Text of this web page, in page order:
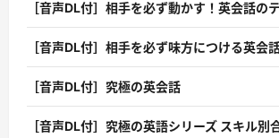
［音声DL付］相手を必ず動かす！英会話の
［音声DL付］相手を必ず味方につける英会
［音声DL付］究極の英会話
［音声DL付］究極の英語シリーズ スキル別